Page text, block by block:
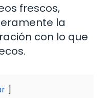
frescos,
la
con lo que